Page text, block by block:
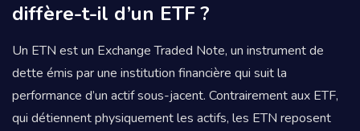
diffère-t-il d’un ETF ?
Un ETN est un Exchange Traded Note, un instrument de
dette émis par une institution financière qui suit la
performance d’un actif sous-jacent. Contrairement aux ETF,
qui détiennent physiquement les actifs, les ETN reposent